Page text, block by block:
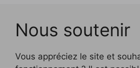
Nous soutenir
Vous appréciez le site et